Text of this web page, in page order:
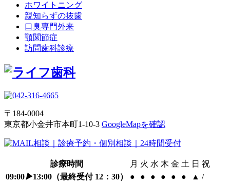
ホワイトニング
親知らずの抜歯
口臭専門外来
顎関節症
訪問歯科診療
〒184-0004
東京都小金井市本町1-10-3 GoogleMapを確認
診療時間 月 火 水 木 金 土 日 祝
09:00▶13:00 （最終受付 12：30） ● ● ● ● ● ● ▲ /